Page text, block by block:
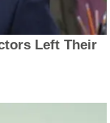
Left Their